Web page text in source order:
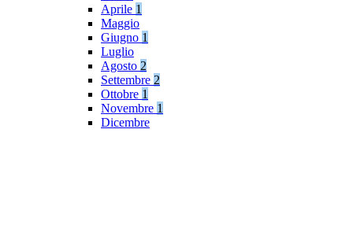
Aprile 1
Maggio
Giugno 1
Luglio
Agosto 2
Settembre 2
Ottobre 1
Novembre 1
Dicembre